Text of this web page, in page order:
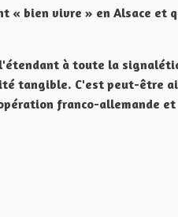
« bien vivre » en Alsace et
à toute la
tangible. C'est peut-être
franco-allemande et
l'emploi